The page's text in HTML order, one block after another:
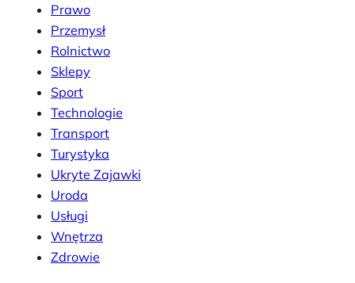
Prawo
Przemysł
Rolnictwo
Sklepy
Sport
Technologie
Transport
Turystyka
Ukryte Zajawki
Uroda
Usługi
Wnętrza
Zdrowie